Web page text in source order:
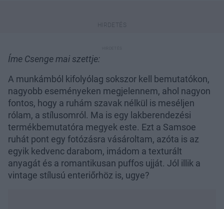
Íme Csenge mai szettje:
A munkámból kifolyólag sokszor kell bemutatókon,
nagyobb eseményeken megjelennem, ahol nagyon
fontos, hogy a ruhám szavak nélkül is meséljen
rólam, a stílusomról. Ma is egy lakberendezési
termékbemutatóra megyek este. Ezt a Samsoe
ruhát pont egy fotózásra vásároltam, azóta is az
egyik kedvenc darabom, imádom a texturált
anyagát és a romantikusan puffos ujját. Jól illik a
vintage stílusú enteriőrhöz is, ugye?